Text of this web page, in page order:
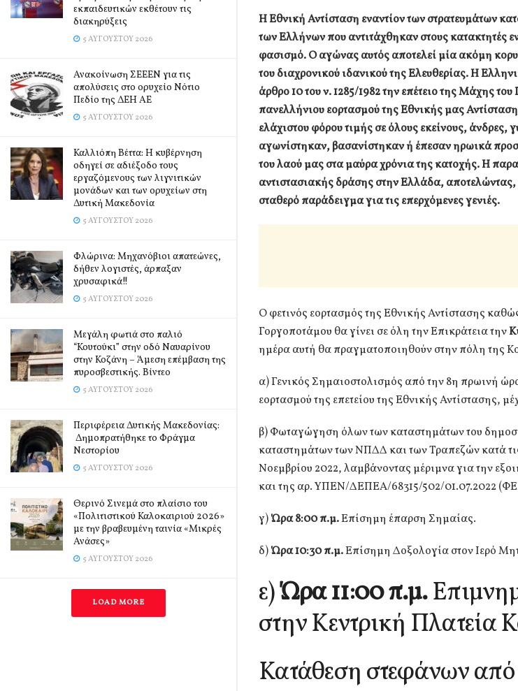
εκπαιδευτικών εκθέτουν τις
διακηρύξεις
5 ΑΥΓΟΎΣΤΟΥ 2026
Ανακοίνωση ΣΕΕΕΝ για τις
απολύσεις στο ορυχείο Νότιο
Πεδίο της ΔΕΗ ΑΕ
5 ΑΥΓΟΎΣΤΟΥ 2026
Καλλιόπη Βέττα: Η κυβέρνηση
οδηγεί σε αδιέξοδο τους
εργαζόμενους των λιγνιτικών
μονάδων και των ορυχείων στη
Δυτική Μακεδονία
5 ΑΥΓΟΎΣΤΟΥ 2026
Φλώρινα: Μηχανόβιοι απατεώνες,
δήθεν λογιστές, άρπαξαν
χρυσαφικά!!
5 ΑΥΓΟΎΣΤΟΥ 2026
Μεγάλη φωτιά στο παλιό
“Κουτούκι” στην οδό Ναυαρίνου
στην Κοζάνη – Άμεση επέμβαση της
πυροσβεστικής. Βίντεο
5 ΑΥΓΟΎΣΤΟΥ 2026
Περιφέρεια Δυτικής Μακεδονίας:
Δημοπρατήθηκε το Φράγμα
Νεστορίου
5 ΑΥΓΟΎΣΤΟΥ 2026
Θερινό Σινεμά στο πλαίσιο του
«Πολιτιστικού Καλοκαιριού 2026»
με την βραβευμένη ταινία «Μικρές
Ανάσες»
5 ΑΥΓΟΎΣΤΟΥ 2026
LOAD MORE
Η Εθνική Αντίσταση εναντίον των στρατευμάτων
των Ελλήνων που αντιτάχθηκαν στους κατακτητές
φασισμό. Ο αγώνας αυτός αποτελεί μία ακόμη
του διαχρονικού ιδανικού της Ελευθερίας. Η
άρθρο 10 του ν. 1285/1982 την επέτειο της Μάχης
πανελλήνιου εορτασμού της Εθνικής μας
ελάχιστου φόρου τιμής σε όλους εκείνους, άνδρες,
αγωνίστηκαν, βασανίστηκαν ή έπεσαν ηρωικά
του λαού μας στα μαύρα χρόνια της κατοχής. Η
αντιστασιακής δράσης στην Ελλάδα,
σταθερό παράδειγμα για τις επερχόμενες γενιές.
Ο φετινός εορτασμός της Εθνικής Αντίστασης
Γοργοποτάμου θα γίνει σε όλη την Επικράτεια την
ημέρα αυτή θα πραγματοποιηθούν στην πόλη της
α) Γενικός Σημαιοστολισμός από την 8η πρωινή
εορτασμού της επετείου της Εθνικής Αντίστασης,
β) Φωταγώγηση όλων των καταστημάτων του
καταστημάτων των ΝΠΔΔ και των Τραπεζών κατά
Νοεμβρίου 2022, λαμβάνοντας μέριμνα για την
και της αρ. ΥΠΕΝ/ΔΕΠΕΑ/68315/502/01.07.2022
γ)Ώρα 8:00 π.μ.Επίσημη έπαρση Σημαίας.
δ)Ώρα 10:30 π.μ.Επίσημη Δοξολογία στον Ιερό
ε)Ώρα 11:00 π.μ.
στην Κεντρική Πλατεία
Κατάθεση στεφάνων από